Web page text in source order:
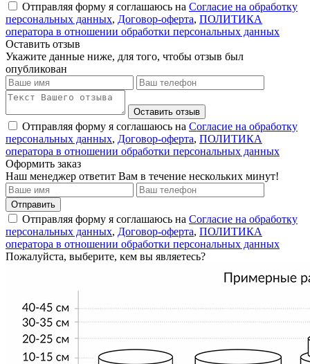
Отправляя форму я соглашаюсь на Согласие на обработку
персональных данных, Договор-оферта, ПОЛИТИКА
оператора в отношении обработки персональных данных
Оставить отзыв
Укажите данные ниже, для того, чтобы отзыв был
опубликован
Оставить отзыв
Отправляя форму я соглашаюсь на Согласие на обработку
персональных данных, Договор-оферта, ПОЛИТИКА
оператора в отношении обработки персональных данных
Оформить заказ
Наш менеджер ответит Вам в течение нескольких минут!
Отправить
Отправляя форму я соглашаюсь на Согласие на обработку
персональных данных, Договор-оферта, ПОЛИТИКА
оператора в отношении обработки персональных данных
Пожалуйста, выберите, кем вы являетесь?